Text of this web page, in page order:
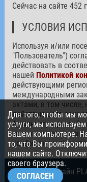
Сейчас на сайте 452
УСЛОВИЯ
Используя и/или
"Пользователь")
действовать в
нашей Политикой
действующими
международными
актами, в том числе,
действующего
Администрация
момент изменять
конфиденциальности.
© 2026. Дизайн
Для того, чтобы мы
услуги, мы
Вашем компьютере.
то, что Вы
нашем сайте.
своего браузера.
СОГЛАСЕН